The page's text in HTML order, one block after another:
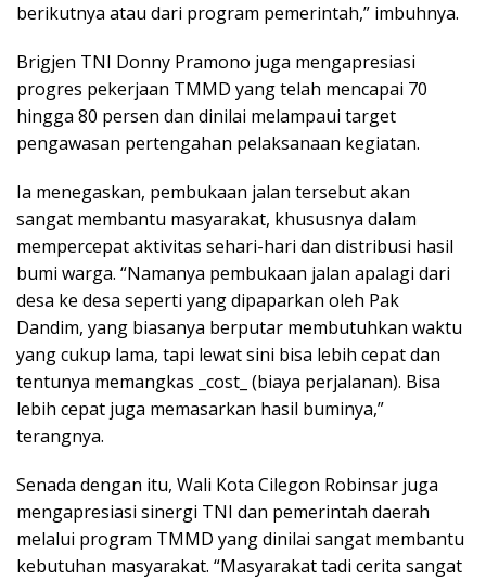
berikutnya atau dari program pemerintah,” imbuhnya.
Brigjen TNI Donny Pramono juga mengapresiasi
progres pekerjaan TMMD yang telah mencapai 70
hingga 80 persen dan dinilai melampaui target
pengawasan pertengahan pelaksanaan kegiatan.
Ia menegaskan, pembukaan jalan tersebut akan
sangat membantu masyarakat, khususnya dalam
mempercepat aktivitas sehari-hari dan distribusi hasil
bumi warga. “Namanya pembukaan jalan apalagi dari
desa ke desa seperti yang dipaparkan oleh Pak
Dandim, yang biasanya berputar membutuhkan waktu
yang cukup lama, tapi lewat sini bisa lebih cepat dan
tentunya memangkas _cost_ (biaya perjalanan). Bisa
lebih cepat juga memasarkan hasil buminya,”
terangnya.
Senada dengan itu, Wali Kota Cilegon Robinsar juga
mengapresiasi sinergi TNI dan pemerintah daerah
melalui program TMMD yang dinilai sangat membantu
kebutuhan masyarakat. “Masyarakat tadi cerita sangat